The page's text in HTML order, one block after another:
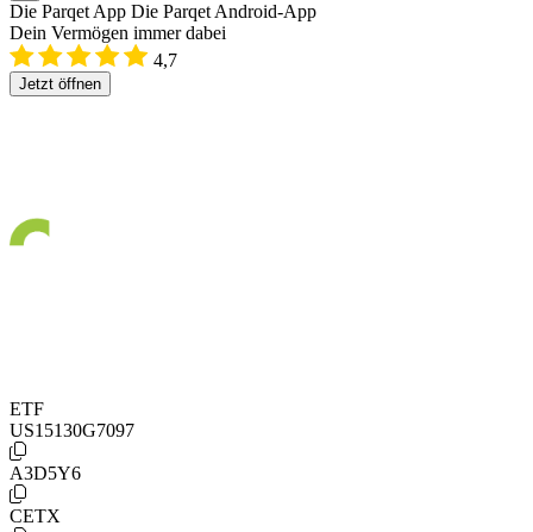
Die Parqet App Die Parqet Android-App
Dein Vermögen immer dabei
4,7
Jetzt öffnen
ETF
US15130G7097
A3D5Y6
CETX